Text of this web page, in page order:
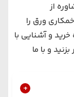
از
ورق را
و آشنایی با
و با ما